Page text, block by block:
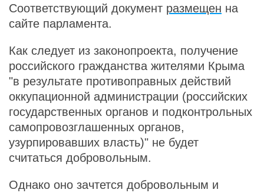
Соответствующий документ размещен на
сайте парламента.
Как следует из законопроекта, получение
российского гражданства жителями Крыма
"в результате противоправных действий
оккупационной администрации (российских
государственных органов и подконтрольных
самопровозглашенных органов,
узурпировавших власть)" не будет
считаться добровольным.
Однако оно зачтется добровольным и